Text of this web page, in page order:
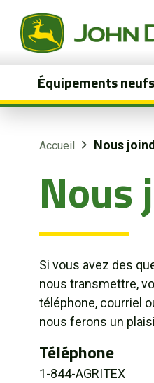
Équipements neufs
Accueil Nous
Nous
Si vous avez des
nous transmettre,
téléphone, courriel
nous ferons un
Téléphone
1-844-AGRITEX
Équipements neufs
Équipements usagés
Pièces et services
Agriculture de précision
Boutique
Portail client
À propos
Promotions